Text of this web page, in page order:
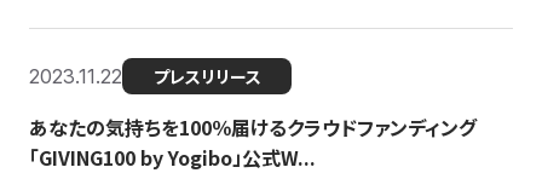
2023.11.22 プレスリリース
あなたの気持ちを100％届けるクラウドファンディング
「GIVING100 by Yogibo」公式W...